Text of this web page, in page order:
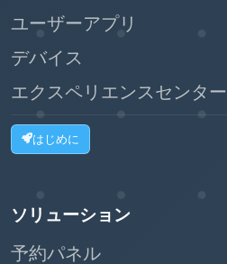
ユーザーアプリ
デバイス
エクスペリエンスセンター
はじめに
ソリューション
予約パネル